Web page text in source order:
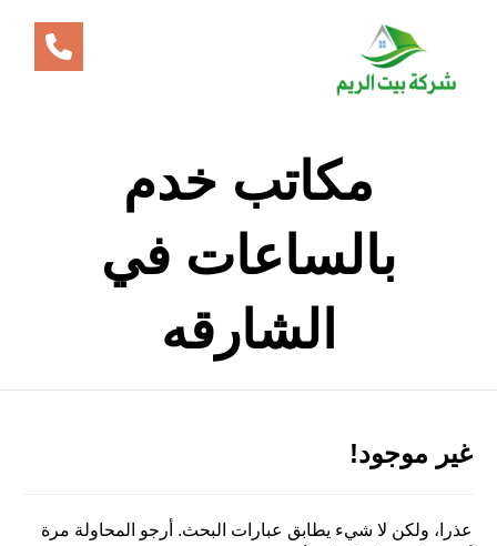
مكاتب خدم
بالساعات في
الشارقه
غير موجود!
عذرا، ولكن لا شيء يطابق عبارات البحث. أرجو المحاولة مرة